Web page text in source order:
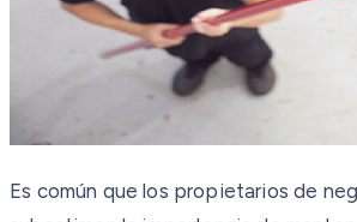
Es común que los propietarios de